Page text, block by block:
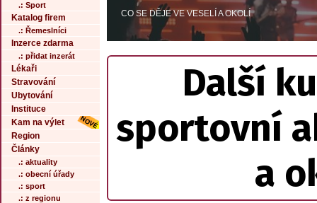
.: Sport
Katalog firem
.: Řemeslníci
Inzerce zdarma
.: přidat inzerát
Lékaři
Stravování
Ubytování
Instituce
Kam na výlet
Region
Články
.: aktuality
.: obecní úřady
.: sport
.: z regionu
CO SE DĚJE VE VESELÍ A OKOLÍ
Další
sportovní
a